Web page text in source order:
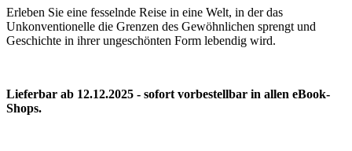
Erleben Sie eine fesselnde Reise in eine Welt, in der das
Unkonventionelle die Grenzen des Gewöhnlichen sprengt und
Geschichte in ihrer ungeschönten Form lebendig wird.
Lieferbar ab 12.12.2025 - sofort vorbestellbar in allen eBook-
Shops.